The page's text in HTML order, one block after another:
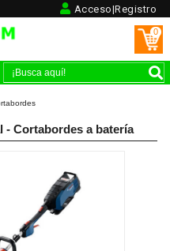
Acceso|Registro
0
- Cortabordes a batería